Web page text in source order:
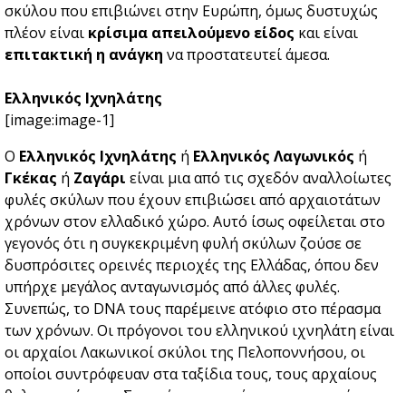
σκύλου που επιβιώνει στην Ευρώπη, όμως δυστυχώς
πλέον είναι κρίσιμα απειλούμενο είδος και είναι
επιτακτική η ανάγκη να προστατευτεί άμεσα.
Ελληνικός Ιχνηλάτης
[image:image-1]
Ο Ελληνικός Ιχνηλάτης ή Ελληνικός Λαγωνικός ή
Γκέκας ή Ζαγάρι είναι μια από τις σχεδόν αναλλοίωτες
φυλές σκύλων που έχουν επιβιώσει από αρχαιοτάτων
χρόνων στον ελλαδικό χώρο. Αυτό ίσως οφείλεται στο
γεγονός ότι η συγκεκριμένη φυλή σκύλων ζούσε σε
δυσπρόσιτες ορεινές περιοχές της Ελλάδας, όπου δεν
υπήρχε μεγάλος ανταγωνισμός από άλλες φυλές.
Συνεπώς, το DNA τους παρέμεινε ατόφιο στο πέρασμα
των χρόνων. Οι πρόγονοι του ελληνικού ιχνηλάτη είναι
οι αρχαίοι Λακωνικοί σκύλοι της Πελοποννήσου, οι
οποίοι συντρόφευαν στα ταξίδια τους, τους αρχαίους